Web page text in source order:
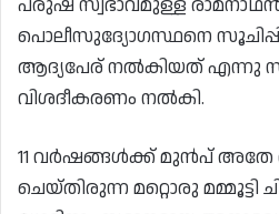
പൊലീസുദ്യോഗസ്ഥനെ
ആദ്യപേര് നൽകിയത് എന്നു
വിശദീകരണം നൽകി.
11 വർഷങ്ങൾക്ക് മുൻപ് അതേ
ചെയ്തിരുന്ന മറ്റൊരു മമ്മൂട്ടി